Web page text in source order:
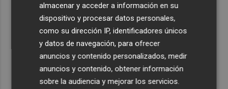
Estos son los estrenos que abren la cartelera en agosto:
de la comedia 'El último mono' a una nueva entrega de
'La Patrulla Canina'
almacenar y acceder a información en su
dispositivo y procesar datos personales,
como su dirección IP, identificadores únicos
y datos de navegación, para ofrecer
anuncios y contenido personalizados, medir
anuncios y contenido, obtener información
sobre la audiencia y mejorar los servicios.